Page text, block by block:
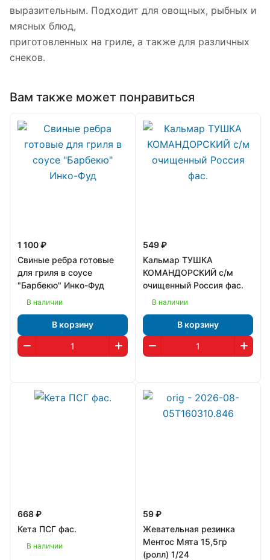
выразительным. Подходит для овощных, рыбных и
мясных блюд,
приготовленных на гриле, а также для различных
снеков.
Вам также может понравиться
1 100 ₽
Свиные ребра готовые
для гриля в соусе
"Барбекю" Инко-Фуд
В наличии
В корзину
549 ₽
Кальмар ТУШКА
КОМАНДОРСКИЙ с/м
очищенный Россия фас.
В наличии
В корзину
668 ₽
Кета ПСГ фас.
В наличии
59 ₽
Жевательная резинка
Ментос Мята 15,5гр
(ролл) 1/24